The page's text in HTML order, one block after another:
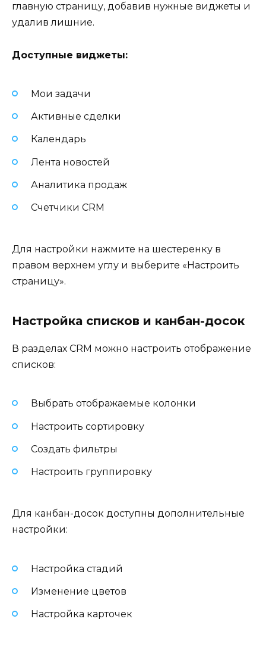
главную страницу, добавив нужные виджеты и
удалив лишние.
Доступные виджеты:
Мои задачи
Активные сделки
Календарь
Лента новостей
Аналитика продаж
Счетчики CRM
Для настройки нажмите на шестеренку в
правом верхнем углу и выберите «Настроить
страницу».
Настройка списков и канбан-досок
В разделах CRM можно настроить отображение
списков:
Выбрать отображаемые колонки
Настроить сортировку
Создать фильтры
Настроить группировку
Для канбан-досок доступны дополнительные
настройки:
Настройка стадий
Изменение цветов
Настройка карточек